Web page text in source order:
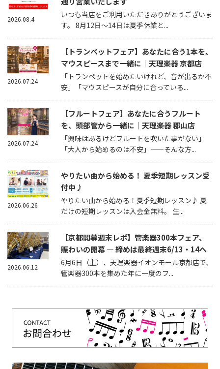
いつも当店をご利用いただきありがとうございま
す。 8月12日～14日は夏季休業と...
2026.08.4
【トランペットフェア】あなたに合う1本を、
マウスピースまで一緒に｜天理楽器 京都店
「トランペットを始めたいけれど、音が出るか不
安」「マウスピースが自分に合っている...
2026.07.24
【フルートフェア】あなたに合うフルート
を、頭部管から一緒に｜天理楽器 郡山店
「興味はあるけどフルートを吹いた事がない」
「大人から始めるのは不安」——そんな方...
2026.07.24
やりたい曲から始める！ 夏季短期レッスン受
付中♪
やりたい曲から始める！夏季短期レッスン♪ 夏
だけの短期レッスンは入会金無料。 生...
2026.06.26
【京都開幕週末レポ】管楽器300本フェア、
賑わいの開幕 — 締めは最終週末6/13・14へ
6月6日（土）、天理楽器イオンモール京都店で、
管楽器300本を集めた年に一度のフ...
2026.06.12